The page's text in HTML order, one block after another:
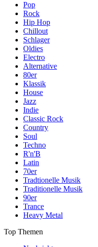
Pop
Rock
Hip Hop
Chillout
Schlager
Oldies
Electro
Alternative
80er
Klassik
House
Jazz
Indie
Classic Rock
Country
Soul
Techno
R'n'B
Latin
70er
Tradtionelle Musik
Traditionelle Musik
90er
Trance
Heavy Metal
Top Themen